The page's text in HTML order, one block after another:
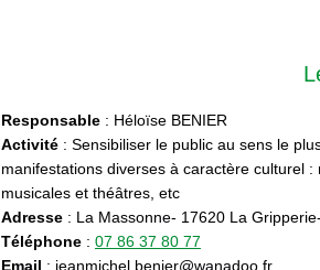
Responsable : Héloïse BENIER
Activité : Sensibiliser le public au sens le
manifestations diverses à caractère culturel :
musicales et théâtres, etc
Adresse : La Massonne- 17620 La
Téléphone : 07 86 37 80 77
Email : jeanmichel.benier@wanadoo.fr